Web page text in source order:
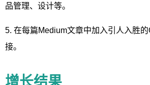
品管理、设计等。
5. 在每篇Medium文章中加入引人入胜
接。
增长结果